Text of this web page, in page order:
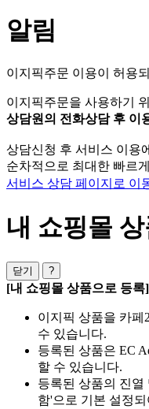
알림
이지픽주문 이용이 허용
이지픽주문을 사용하기
상담원의 전화상담 후 이
상담신청 후 서비스 이용
순차적으로 최대한 빠르
서비스 상담 페이지로 이
내 쇼핑몰
닫기 ?
[내 쇼핑몰 상품으로 등록]
이지픽 상품을 카페
수 있습니다.
등록된 상품은 EC
할 수 있습니다.
등록된 상품의 진열
함'으로 기본 설정